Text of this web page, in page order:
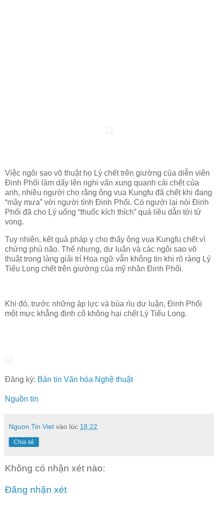
Việc ngôi sao võ thuật họ Lý chết trên giường của diễn viên
Đinh Phối làm dấy lên nghi vấn xung quanh cái chết của
anh, nhiều người cho rằng ông vua Kungfu đã chết khi đang
“mây mưa” với người tình Đinh Phối. Có người lại nói Đinh
Phối đã cho Lý uống “thuốc kích thích” quá liều dẫn tới tử
vong.
Tuy nhiên, kết quả pháp y cho thấy ông vua Kungfu chết vì
chứng phù não. Thế nhưng, dư luận và các ngôi sao võ
thuật trong làng giải trí Hoa ngữ vẫn không tin khi rõ ràng Lý
Tiểu Long chết trên giường của mỹ nhân Đinh Phối.
Khi đó, trước những áp lực và búa rìu dư luận, Đinh Phối
một mực khẳng định cô không hại chết Lý Tiểu Long.
Đăng ký: Bản tin Văn hóa Nghệ thuật
Nguồn tin
Nguon Tin Viet vào lúc 18:22
Chia sẻ
Không có nhận xét nào:
Đăng nhận xét